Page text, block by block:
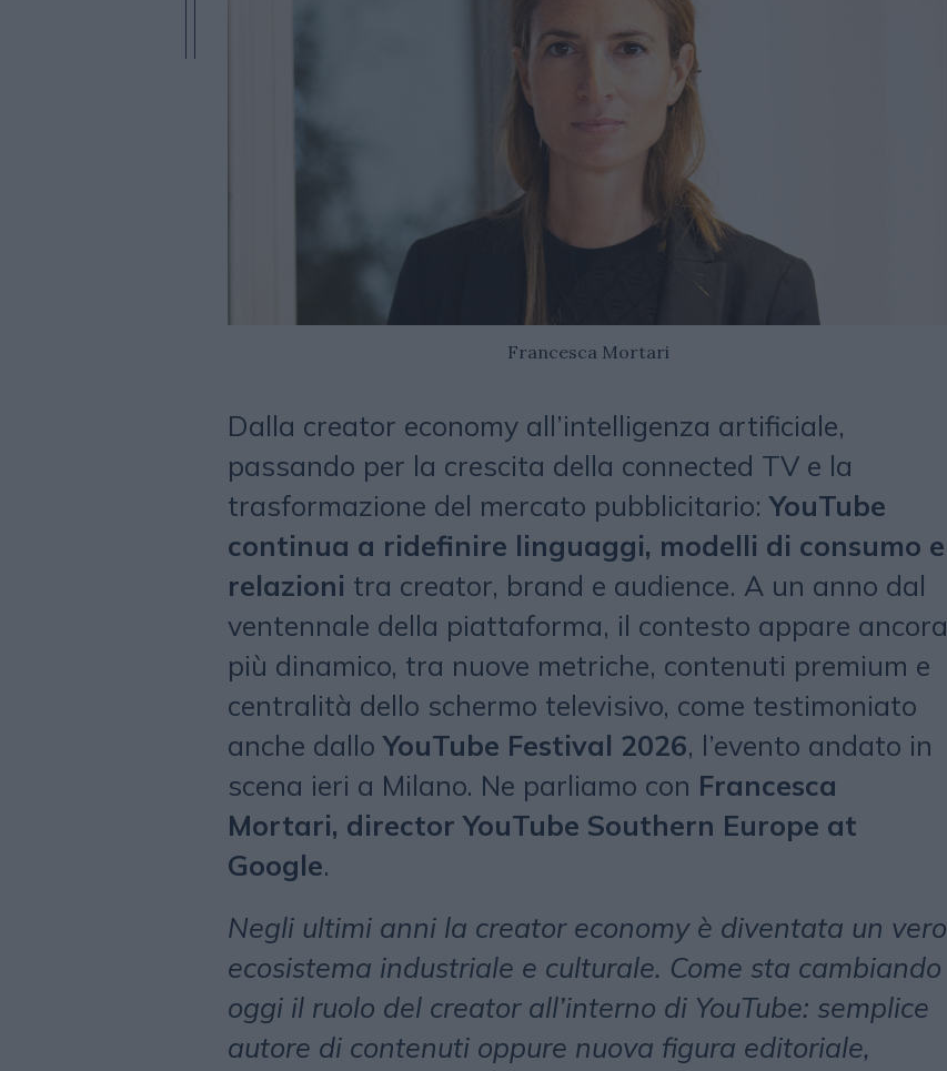
Francesca Mortari
Dalla creator economy all’intelligenza artificiale,
passando per la crescita della connected TV e la
trasformazione del mercato pubblicitario:YouTube
continua a ridefinire linguaggi, modelli di consumo e
relazioni tra creator, brand e audience. A un anno dal
ventennale della piattaforma, il contesto appare ancora
più dinamico, tra nuove metriche, contenuti premium e
centralità dello schermo televisivo, come testimoniato
anche dalloYouTube Festival 2026, l’evento andato in
scena ieri a Milano. Ne parliamo con Francesca
Mortari, director YouTube Southern Europe at
Google.
Negli ultimi anni la creator economy è diventata un vero
ecosistema industriale e culturale. Come sta cambiando
oggi il ruolo del creator all’interno di YouTube: semplice
autore di contenuti oppure nuova figura editoriale,